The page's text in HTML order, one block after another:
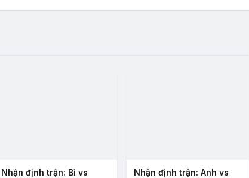
Nhận định trận: Bỉ vs
Nhận định trận: Anh vs